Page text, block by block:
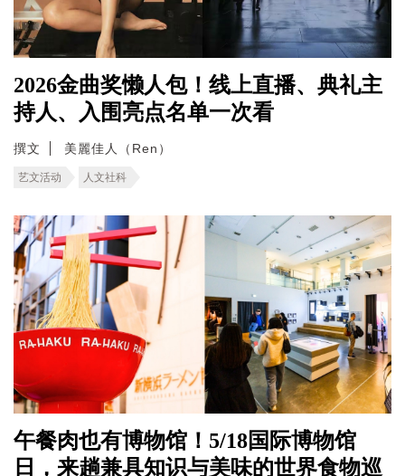
2026金曲奖懒人包！线上直播、典礼主
持人、入围亮点名单一次看
撰文 美麗佳人（Ren）
艺文活动 人文社科
午餐肉也有博物馆！5/18国际博物馆
日，来趟兼具知识与美味的世界食物巡